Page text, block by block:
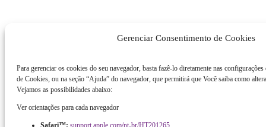
Gerenciar Consentimento de Cookies
Para gerenciar os cookies do seu navegador, basta fazê-lo diretamente nas configurações
de Cookies, ou na seção “Ajuda” do navegador, que permitirá que Você saiba como
Vejamos as possibilidades abaixo:
Ver orientações para cada navegador
Safari™: support.apple.com/pt-br/HT201265